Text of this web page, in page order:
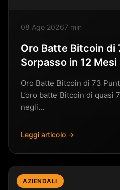
08 Ago 20267 min
Oro Batte Bitcoin di
Sorpasso in 12 Mesi
Oro Batte Bitcoin di 73
L’oro batte Bitcoin di quasi
negli…
Leggi articolo →
AZIENDALI